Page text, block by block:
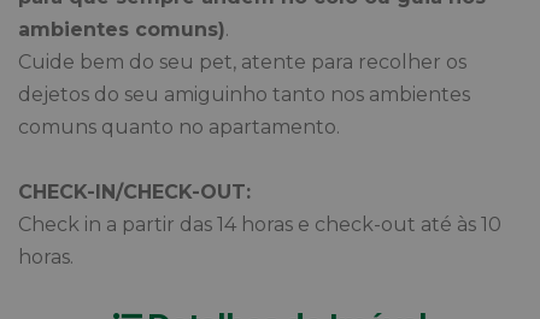
ambientes comuns).
Cuide bem do seu pet, atente para recolher os
dejetos do seu amiguinho tanto nos ambientes
comuns quanto no apartamento.
CHECK-IN/CHECK-OUT:
Check in a partir das 14 horas e check-out até às 10
horas.